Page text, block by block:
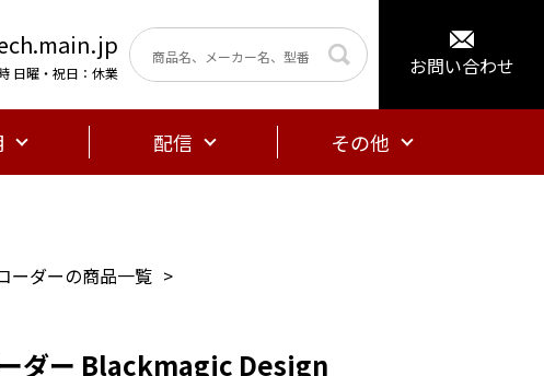
日曜・祝日：休業 お問い合わせ
配信 その他
ーダーの商品一覧
ダー Blackmagic Design